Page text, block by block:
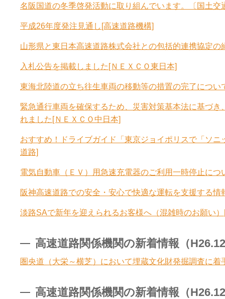
名阪国道の冬季啓発活動に取り組んでいます。〔国土交
平成26年度発注見通し[高速道路機構]
山形県と東日本高速道路株式会社との包括的連携協定
入札公告を掲載しました[ＮＥＸＣＯ東日本]
東海北陸道の立ち往生車両の移動等の措置の完了につい
緊急通行車両を確保するため、災害対策基本法に基づ
れました[ＮＥＸＣＯ中日本]
おすすめ！ドライブガイド「東京ジョイポリスで「ソ
道路]
電気自動車（ＥＶ）用急速充電器のご利用一時停止につ
阪神高速道路での安全・安心で快適な運転を支援する
淡路SAで新年を迎えられるお客様へ（混雑時のお願い
高速道路関係機関の新着情報（
圏央道（大栄～横芝）において埋蔵文化財発掘調査に着
高速道路関係機関の新着情報（